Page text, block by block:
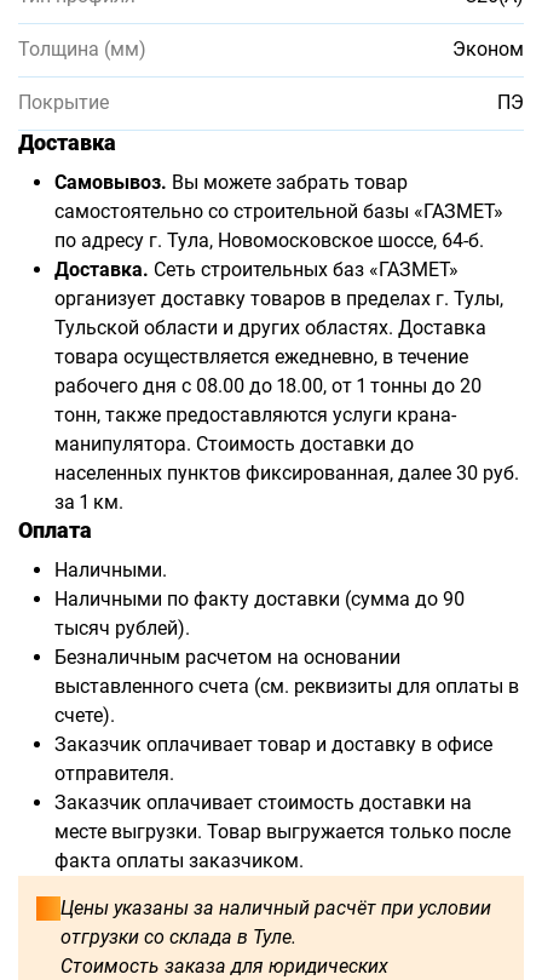
Толщина (мм) Эконом
Покрытие ПЭ
Доставка
Самовывоз. Вы можете забрать товар
самостоятельно со строительной базы «ГАЗМЕТ»
по адресу г. Тула, Новомосковское шоссе, 64-б.
Доставка. Сеть строительных баз «ГАЗМЕТ»
организует доставку товаров в пределах г. Тулы,
Тульской области и других областях. Доставка
товара осуществляется ежедневно, в течение
рабочего дня с 08.00 до 18.00, от 1 тонны до 20
тонн, также предоставляются услуги крана-
манипулятора. Стоимость доставки до
населенных пунктов фиксированная, далее 30 руб.
за 1 км.
Оплата
Наличными.
Наличными по факту доставки (сумма до 90
тысяч рублей).
Безналичным расчетом на основании
выставленного счета (см. реквизиты для оплаты в
счете).
Заказчик оплачивает товар и доставку в офисе
отправителя.
Заказчик оплачивает стоимость доставки на
месте выгрузки. Товар выгружается только после
факта оплаты заказчиком.
Цены указаны за наличный расчёт при условии
отгрузки со склада в Туле.
Стоимость заказа для юридических
Доступны для заказа:
1500 1600
2500 2750 3000 3250
3500 3750 4000